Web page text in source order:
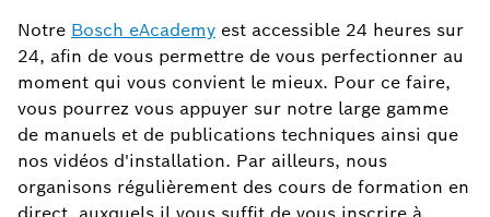
Notre Bosch eAcademy est accessible 24 heures sur
24, afin de vous permettre de vous perfectionner au
moment qui vous convient le mieux. Pour ce faire,
vous pourrez vous appuyer sur notre large gamme
de manuels et de publications techniques ainsi que
nos vidéos d'installation. Par ailleurs, nous
organisons régulièrement des cours de formation en